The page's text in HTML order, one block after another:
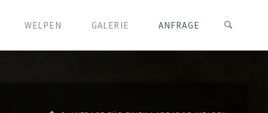
WELPEN GALERIE ANFRAGE